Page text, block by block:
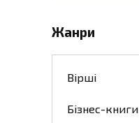
Жанри
Вірші
Бізнес-книги